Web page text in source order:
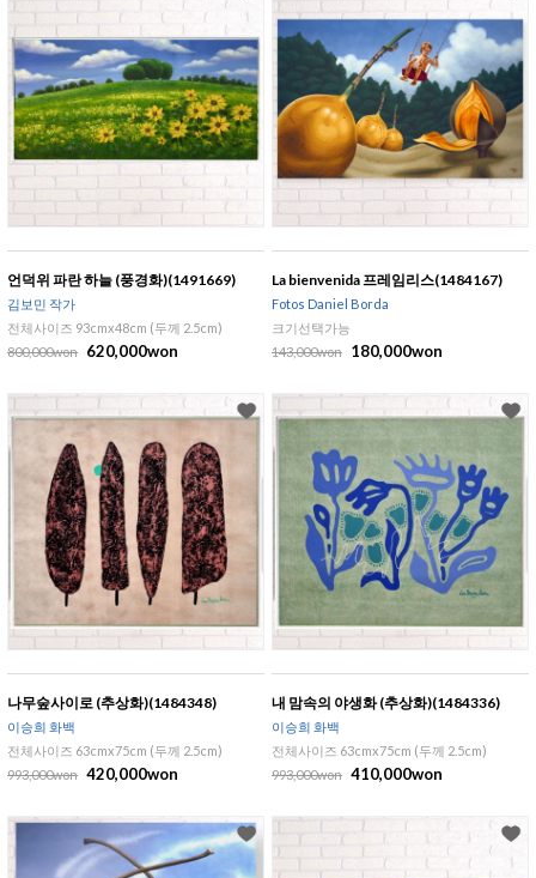
언덕위 파란 하늘 (풍경화)(1491669)
김보민 작가
전체사이즈 93cmx48cm (두께 2.5cm)
800,000won
620,000won
La bienvenida 프레임리스(1484167)
Fotos Daniel Borda
크기선택가능
143,000won
180,000won
나무숲사이로 (추상화)(1484348)
이승희 화백
전체사이즈 63cmx75cm (두께 2.5cm)
993,000won 420,000won
내 맘속의 야생화 (추상화)(1484336)
이승희 화백
전체사이즈 63cmx75cm (두께 2.5cm)
993,000won 410,000won